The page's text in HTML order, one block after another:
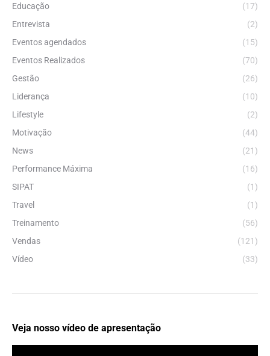
Educação
(17)
Entrevista
(2)
Eventos agendados
(15)
Eventos Realizados
(70)
Gestão
(26)
Liderança
(10)
Lifestyle
(2)
Motivação
(44)
News
(21)
Performance Máxima
(16)
SIPAT
(1)
Travel
(1)
Treinamento
(56)
Vendas
(121)
Vídeo
(33)
Veja nosso vídeo de apresentação